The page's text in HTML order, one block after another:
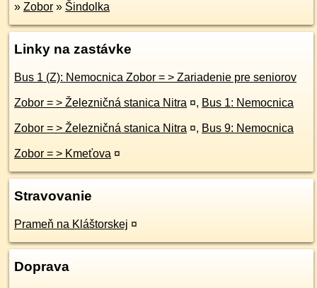
» Zobor » Šindolka
Linky na zastávke
Bus 1 (Z): Nemocnica Zobor = > Zariadenie pre seniorov
Zobor = > Železničná stanica Nitra ¤, Bus 1: Nemocnica
Zobor = > Železničná stanica Nitra ¤, Bus 9: Nemocnica
Zobor = > Kmeťova ¤
Stravovanie
Prameň na Kláštorskej ¤
Doprava